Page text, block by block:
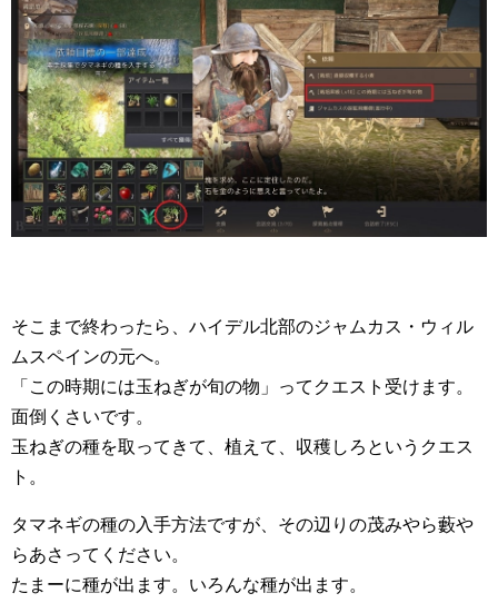
そこまで終わったら、ハイデル北部のジャムカス・ウィル
ムスペインの元へ。
「この時期には玉ねぎが旬の物」ってクエスト受けます。
面倒くさいです。
玉ねぎの種を取ってきて、植えて、収穫しろというクエス
ト。
タマネギの種の入手方法ですが、その辺りの茂みやら藪や
らあさってください。
たまーに種が出ます。いろんな種が出ます。